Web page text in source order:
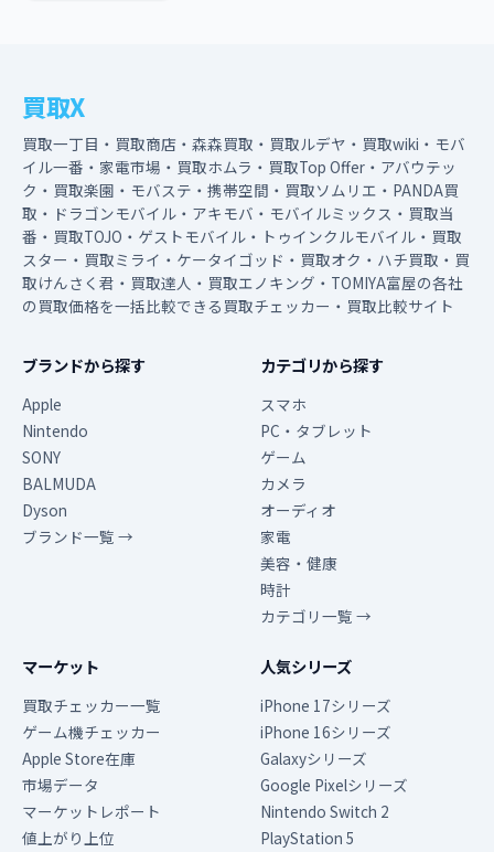
買取X
買取一丁目・買取商店・森森買取・買取ルデヤ・買取wiki・モバ
イル一番・家電市場・買取ホムラ・買取Top Offer・アバウテッ
ク・買取楽園・モバステ・携帯空間・買取ソムリエ・PANDA買
取・ドラゴンモバイル・アキモバ・モバイルミックス・買取当
番・買取TOJO・ゲストモバイル・トゥインクルモバイル・買取
スター・買取ミライ・ケータイゴッド・買取オク・ハチ買取・買
取けんさく君・買取達人・買取エノキング・TOMIYA富屋の各社
の買取価格を一括比較できる買取チェッカー・買取比較サイト
ブランドから探す
Apple
Nintendo
SONY
BALMUDA
Dyson
ブランド一覧 →
カテゴリから探す
スマホ
PC・タブレット
ゲーム
カメラ
オーディオ
家電
美容・健康
時計
カテゴリ一覧 →
マーケット
買取チェッカー一覧
ゲーム機チェッカー
Apple Store在庫
市場データ
マーケットレポート
値上がり上位
人気シリーズ
iPhone 17シリーズ
iPhone 16シリーズ
Galaxyシリーズ
Google Pixelシリーズ
Nintendo Switch 2
PlayStation 5